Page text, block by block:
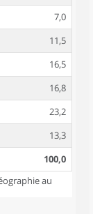
7,0
11,5
16,5
16,8
23,2
13,3
100,0
au